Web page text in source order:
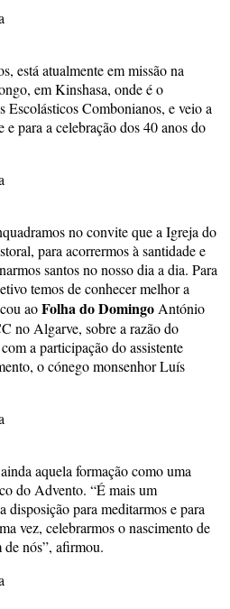
está atualmente em missão na
em Kinshasa, onde é o
Escolásticos Combonianos, e veio a
para a celebração dos 40 anos do
no convite que a Igreja do
para acorrermos à santidade e
santos no nosso dia a dia. Para
temos de conhecer melhor a
aoFolha do Domingo António
no Algarve, sobre a razão do
a participação do assistente
o cónego monsenhor Luís
aquela formação como uma
do Advento. “É mais um
disposição para meditarmos e para
vez, celebrarmos o nascimento de
nós”, afirmou.